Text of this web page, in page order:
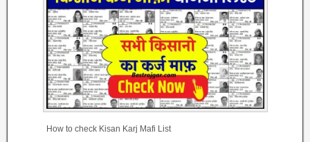
How to check Kisan Karj Mafi List